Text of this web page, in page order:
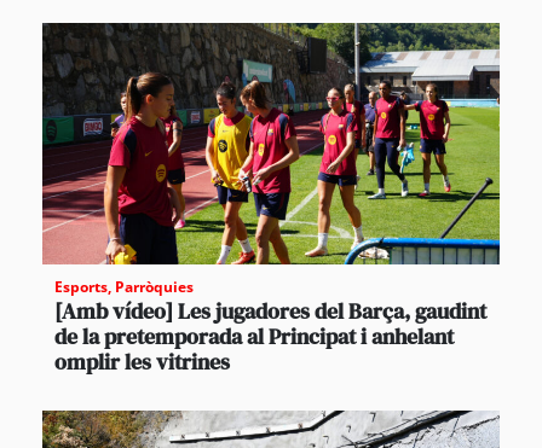
Esports, Parròquies
[Amb vídeo] Les jugadores del Barça, gaudint
de la pretemporada al Principat i anhelant
omplir les vitrines